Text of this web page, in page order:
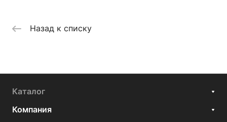
Назад к списку
Каталог
Компания